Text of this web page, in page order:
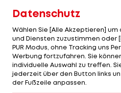
Fahrer Friedl will Bremen
und brechen verlassen,
zeitnahen Einigung nicht
Friedl wechselte im Januar
Bayern München an die
Bundesliga-Spiele im grün-
Datenschutz
Wählen Sie [Alle Akzeptieren]
und Diensten zuzustimmen oder
PUR Modus, ohne Tracking uns
Werbung fortzufahren. Sie
individuelle Auswahl zu treffen.
jederzeit über den Button links
der Fußzeile anpassen.